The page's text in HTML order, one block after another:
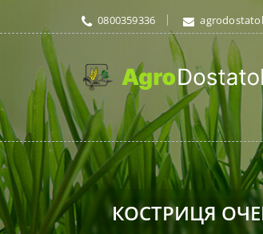
0800359336
КОСТРИЦЯ